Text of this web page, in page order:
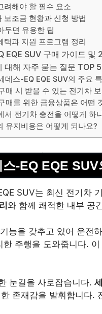
려해야 할 필수 요소
보조금 현황과 신청 방법
두면 유용한 팁
택과 지원 프로그램 정리
EQE SUV 구매 가이드 및
대해 자주 묻는 질문 TOP 5
데스-EQ EQE SUV의 주요
매 시 받을 수 있는 전기차
매를 위한 금융상품은 어떤
서 전기차 충전을 어떻게 하
유지비용은 어떻게 되나요?
-EQ EQE SUV
SUV는 최신 전기차
와 함께 쾌적한 내부 공
능을 갖추고 있어 운전
한 주행을 도와줍니다.
눈길을 사로잡습니다.
존재감을 발휘합니다.